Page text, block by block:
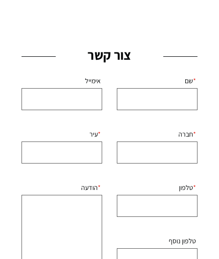
צור קשר
שם
חברה
טלפון
טלפון נוסף
אימייל
עיר
הודעה